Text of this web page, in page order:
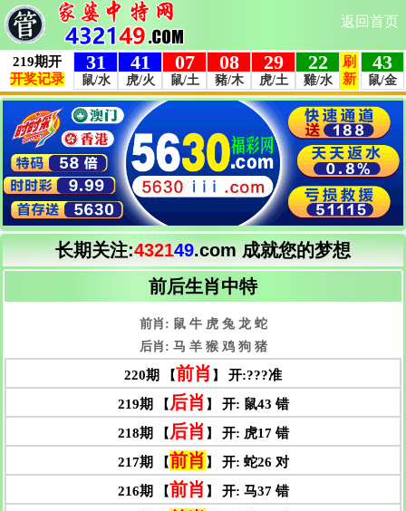
返回首页
长期关注:432149.com成就您的梦想